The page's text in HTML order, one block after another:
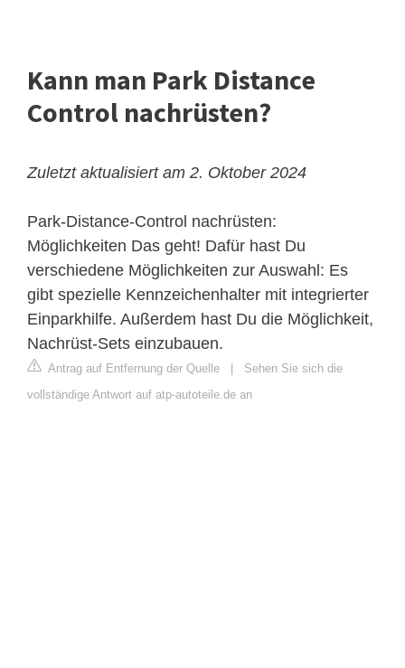
Kann man Park Distance
Control nachrüsten?
Zuletzt aktualisiert am 2. Oktober 2024
Park-Distance-Control nachrüsten:
Möglichkeiten Das geht! Dafür hast Du
verschiedene Möglichkeiten zur Auswahl: Es
gibt spezielle Kennzeichenhalter mit integrierter
Einparkhilfe. Außerdem hast Du die Möglichkeit,
Nachrüst-Sets einzubauen.
Antrag auf Entfernung der Quelle
Sehen Sie sich die
vollständige Antwort auf atp-autoteile.de an